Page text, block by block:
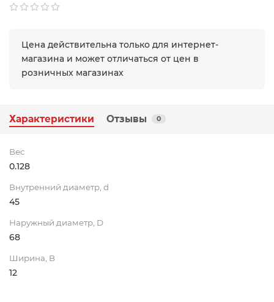
Цена действительна только для интернет-
магазина и может отличаться от цен в
розничных магазинах
Характеристики Отзывы 0
Вес
0.128
Внутренний диаметр, d
45
Наружный диаметр, D
68
Ширина, B
12